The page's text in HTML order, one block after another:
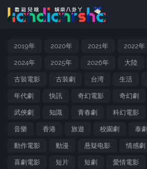
2019年 2020年 2021年 2022年
2024年 2025年 2026年 大陸
古裝電影 古裝劇 台湾 生活
年代劇 快訊 奇幻電影 奇幻劇
武俠劇 知識 青春劇 科幻電影
音樂 香港 旅遊 校園劇 泰劇
動作電影 動漫 悬疑电影 情感劇
喜劇電影 短片 短劇 愛情電影